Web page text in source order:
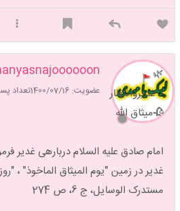
و اون ولایت هست..
همون ولایتی که به فرموده امام رضا علیه
هست .
✨مبادا این نعمت بپوشونیم،که ضرر
چرا که شکر این نعمت باعث بروز و
عضویت: 1400/07/16 تعداد پست:
🌿
✨غدیروانتظار
🥀میثاق الله
امام صادق علیه السلام دربارهی غدیر
غدیر در زمین "یوم المیثاق الماخوذ" ،
مستدرک الوسایل، ج 6، ص 274